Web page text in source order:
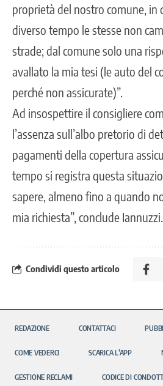
proprietà del nostro comune,
diverso tempo le stesse non
strade; dal comune solo una
avallato la mia tesi (le auto del
perché non assicurate)”.
Ad insospettire il consigliere
l’assenza sull’albo pretorio di
pagamenti della copertura
tempo si registra questa
sapere, almeno fino a quando
mia richiesta”, conclude Iannuzzi.
Condividi questo articolo
REDAZIONE CONTATTACI
COME VEDERCI SCARICA L’APP
GESTIONE RECLAMI CODICE DI